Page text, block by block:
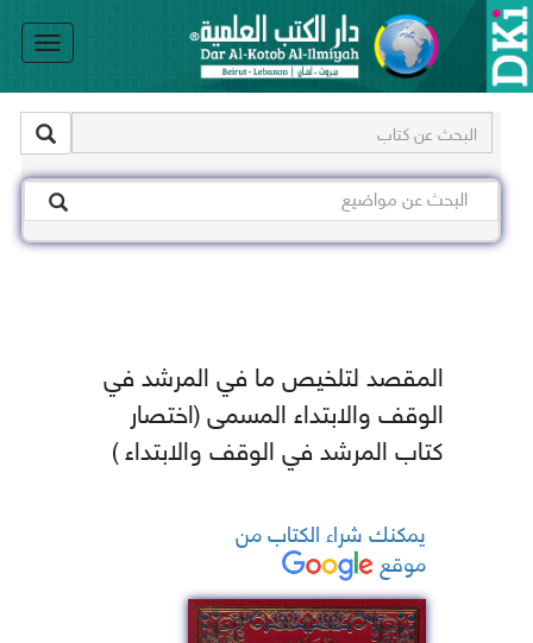
المقصد لتلخيص ما في المرشد في
الوقف والابتداء المسمى (اختصار
كتاب المرشد في الوقف والابتداء )
يمكنك شراء الكتاب من
موقع